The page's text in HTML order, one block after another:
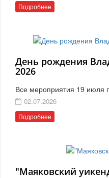
Подробнее
День рождения
2026
Все мероприятия 19 июля
02.07.2026
Подробнее
"Маяковский